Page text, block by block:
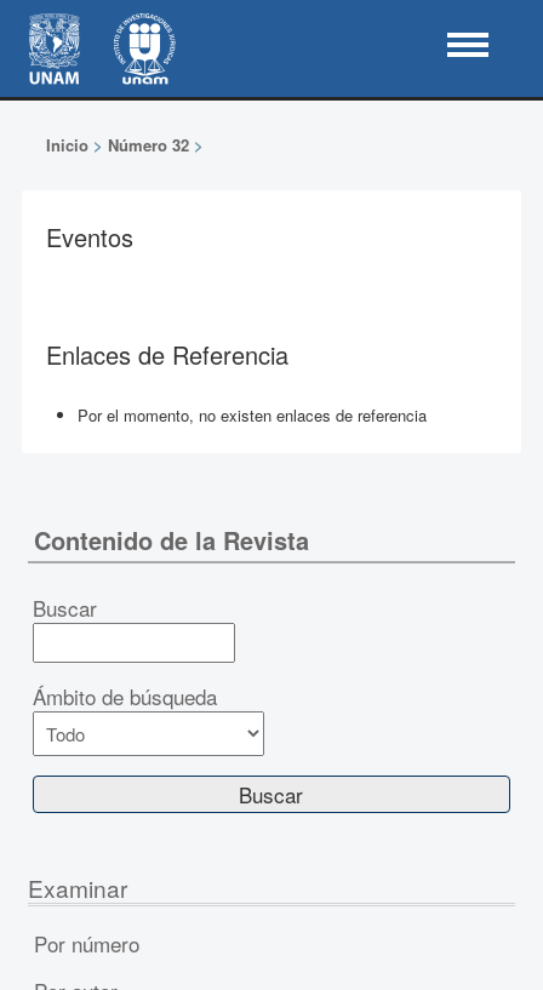
Inicio> Número 32>
Eventos
Enlaces de Referencia
Por el momento, no existen enlaces de referencia
Contenido de la Revista
Buscar
Ámbito de búsqueda
Examinar
Por número